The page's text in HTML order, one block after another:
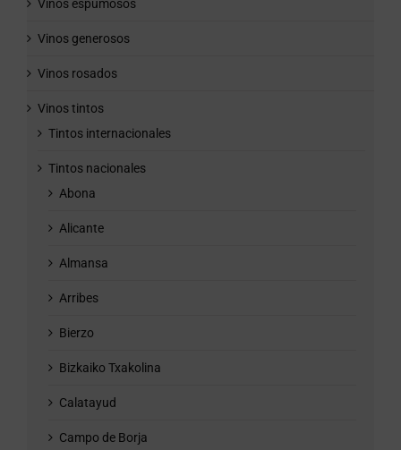
Vinos espumosos
Vinos generosos
Vinos rosados
Vinos tintos
Tintos internacionales
Tintos nacionales
Abona
Alicante
Almansa
Arribes
Bierzo
Bizkaiko Txakolina
Calatayud
Campo de Borja